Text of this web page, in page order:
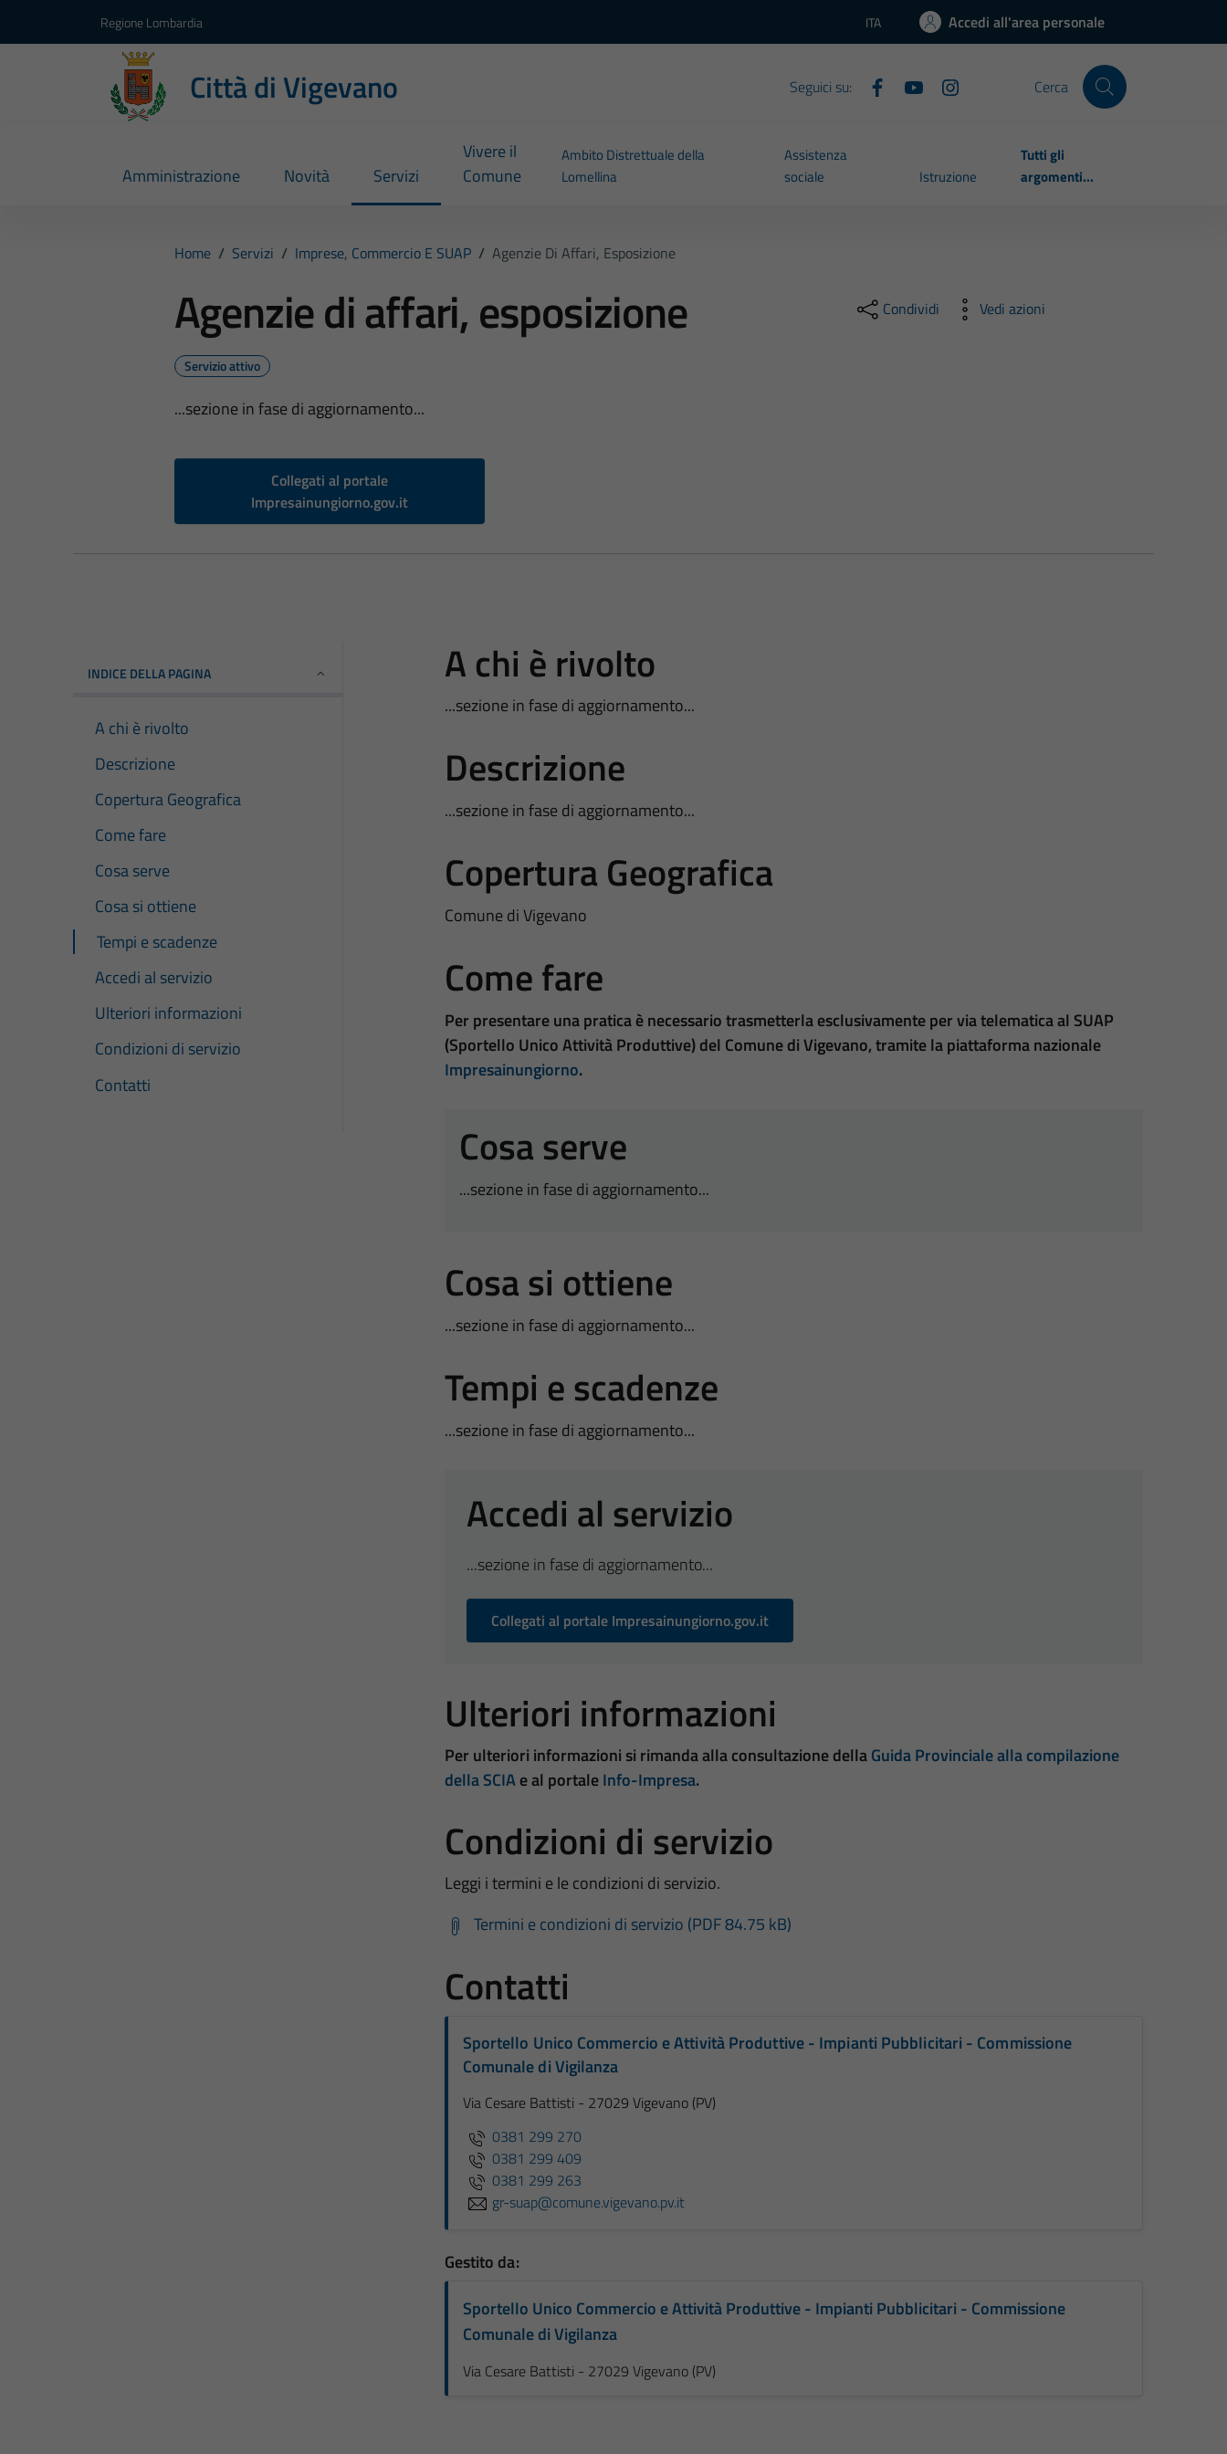
Regione Lombardia Lingua attiva:
ITA Accedi all'area personale
Città di Vigevano Seguici su: Cerca
Amministrazione Novità Servizi
Vivere il
Comune
Ambito Distrettuale della
Lomellina
Assistenza
sociale
Istruzione
Tutti gli
argomenti...
Home / Servizi / Imprese, Commercio E SUAP / Agenzie Di Affari, Esposizione
Agenzie di affari, esposizione
Servizio attivo
...sezione in fase di aggiornamento...
Collegati al portale
Impresainungiorno.gov.it
Condividi Vedi azioni
INDICE DELLA PAGINA
A chi è rivolto
Descrizione
Copertura Geografica
Come fare
Cosa serve
Cosa si ottiene
Tempi e scadenze
Accedi al servizio
Ulteriori informazioni
Condizioni di servizio
Contatti
A chi è rivolto
...sezione in fase di aggiornamento...
Descrizione
...sezione in fase di aggiornamento...
Copertura Geografica
Comune di Vigevano
Come fare
Per presentare una pratica è necessario trasmetterla esclusivamente per via telematica al SUAP
(Sportello Unico Attività Produttive) del Comune di Vigevano, tramite la piattaforma nazionale
Impresainungiorno.
Cosa serve
...sezione in fase di aggiornamento...
Cosa si ottiene
...sezione in fase di aggiornamento...
Tempi e scadenze
...sezione in fase di aggiornamento...
Accedi al servizio
...sezione in fase di aggiornamento...
Collegati al portale Impresainungiorno.gov.it
Ulteriori informazioni
Per ulteriori informazioni si rimanda alla consultazione dellaGuida Provinciale alla compilazione
della SCIAe al portaleInfo-Impresa.
Condizioni di servizio
Leggi i termini e le condizioni di servizio.
Termini e condizioni di servizio (PDF 84.75 kB)
Contatti
Sportello Unico Commercio e Attività Produttive - Impianti Pubblicitari - Commissione
Comunale di Vigilanza
Via Cesare Battisti - 27029 Vigevano (PV)
0381 299 270
0381 299 409
0381 299 263
gr-suap@comune.vigevano.pv.it
Gestito da:
Sportello Unico Commercio e Attività Produttive - Impianti Pubblicitari - Commissione
Comunale di Vigilanza
Via Cesare Battisti - 27029 Vigevano (PV)